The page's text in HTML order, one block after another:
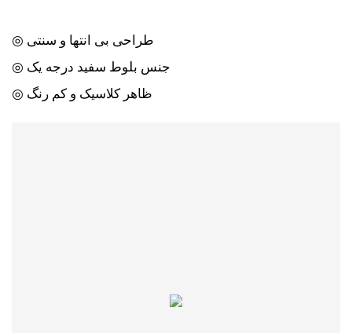
◎ جنس بلوط سفید درجه یک
◎ ظاهر کلاسیک و کم رنگ